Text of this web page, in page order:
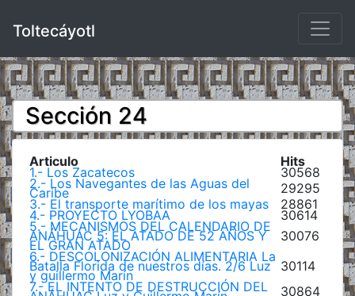
Toltecáyotl
Sección 24
Articulo Hits
1.- Los Zacatecos 30568
2.- Los Navegantes de las Aguas del
Caribe
29295
3.- El transporte marítimo de los mayas
28861
4.- PROYECTO LYOBAA 30614
5.- MECANISMOS DEL CALENDARIO DE
ANÁHUAC 5: EL ATADO DE 52 AÑOS Y
EL GRAN ATADO
30076
6.- DESCOLONIZACIÓN ALIMENTARIA La
Batalla Florida de nuestros días. 2/6 Luz
y guillermo Marín
30114
7.- EL INTENTO DE DESTRUCCIÓN DEL
30864